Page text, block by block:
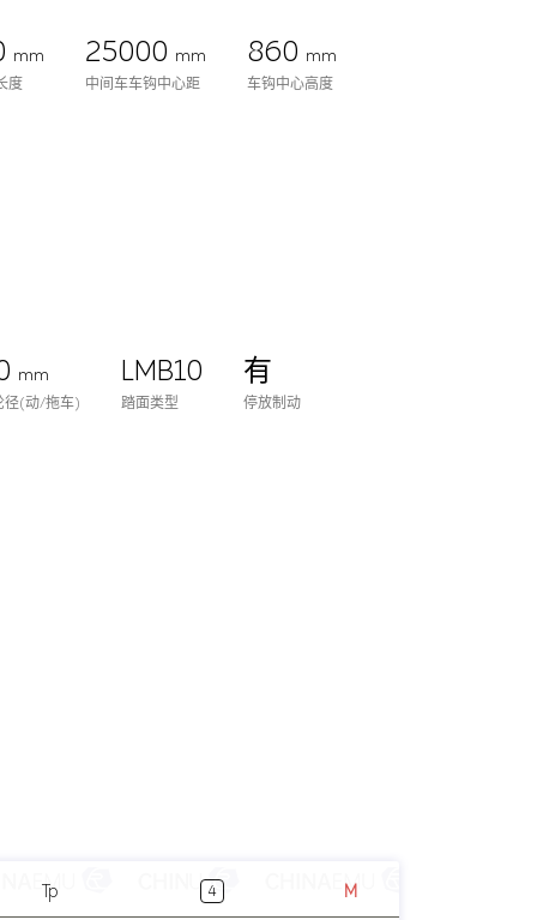
mm
度
25000 mm
中间车车钩中心距
860 mm
车钩中心高度
mm
径(动/拖车)
LMB10
踏面类型
有
停放制动
Tp 4 M